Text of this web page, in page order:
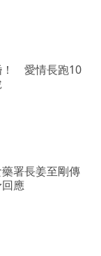
！ 愛情長跑10
署長姜至剛傳
應